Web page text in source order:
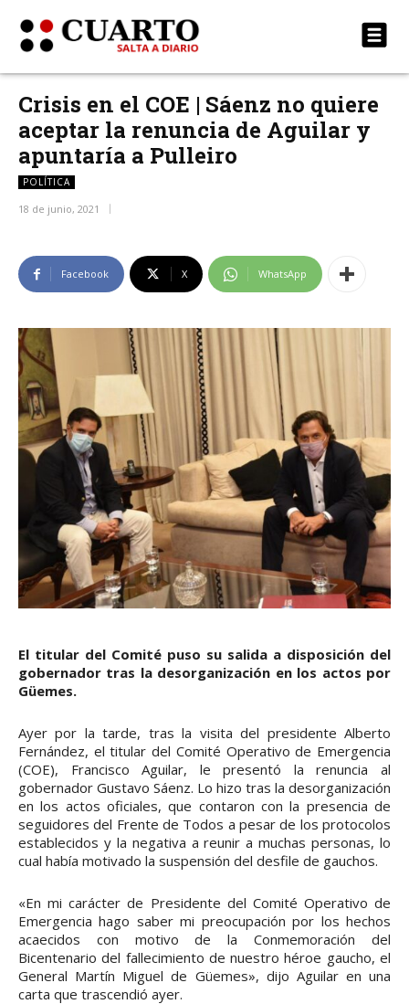
Crisis en el COE | Sáenz no quiere
aceptar la renuncia de Aguilar y
apuntaría a Pulleiro
POLÍTICA
18 de junio, 2021
Facebook X WhatsApp
El titular del Comité puso su salida a disposición del
gobernador tras la desorganización en los actos por
Güemes.
Ayer por la tarde, tras la visita del presidente Alberto
Fernández, el titular del Comité Operativo de Emergencia
(COE), Francisco Aguilar, le presentó la renuncia al
gobernador Gustavo Sáenz. Lo hizo tras la desorganización
en los actos oficiales, que contaron con la presencia de
seguidores del Frente de Todos a pesar de los protocolos
establecidos y la negativa a reunir a muchas personas, lo
cual había motivado la suspensión del desfile de gauchos.
«En mi carácter de Presidente del Comité Operativo de
Emergencia hago saber mi preocupación por los hechos
acaecidos con motivo de la Conmemoración del
Bicentenario del fallecimiento de nuestro héroe gaucho, el
General Martín Miguel de Güemes», dijo Aguilar en una
carta que trascendió ayer.